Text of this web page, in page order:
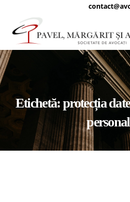
Etichetă:protecția
personal